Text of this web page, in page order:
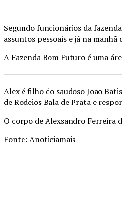
Segundo funcionários da
assuntos pessoais e já na
A Fazenda Bom Futuro é uma
Alex é filho do saudoso João
de Rodeios Bala de Prata e
O corpo de Alexsandro Ferreira
Fonte: Anoticiamais